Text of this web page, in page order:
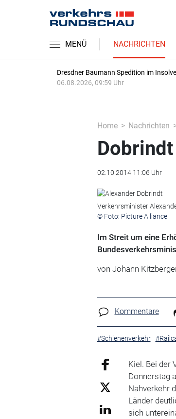
MENÜ NACHRICHTEN
Dresdner Baumann Spedition im
06.08.2026, 09:59 Uhr
Home Nachrichten
02.10.2014 11:06 Uhr
Verkehrsminister
© Foto: Picture Alliance
Im Streit um eine
von Johann
Kommentare
#Schienenverkehr
Kiel. Bei der
Donnerstag
Nahverkehr
Länder
sich